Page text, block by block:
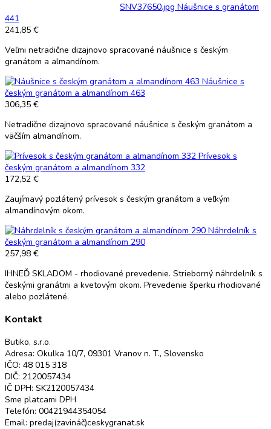
SNV37650.jpg Náušnice s granátom
441
241,85 €
Veľmi netradične dizajnovo spracované náušnice s českým
granátom a almandínom.
Náušnice s
českým granátom a almandínom 463
306,35 €
Netradične dizajnovo spracované náušnice s českým granátom a
väčším almandínom.
Prívesok s
českým granátom a almandínom 332
172,52 €
Zaujímavý pozlátený prívesok s českým granátom a veľkým
almandínovým okom.
Náhrdelník s
českým granátom a almandínom 290
257,98 €
IHNEĎ SKLADOM - rhodiované prevedenie. Strieborný náhrdelník s
českými granátmi a kvetovým okom. Prevedenie šperku rhodiované
alebo pozlátené.
Kontakt
Butiko, s.r.o.
Adresa: Okulka 10/7, 09301 Vranov n. T., Slovensko
IČO: 48 015 318
DIČ: 2120057434
IČ DPH: SK2120057434
Sme platcami DPH
Telefón: 00421944354054
Email: predaj(zavináč)ceskygranat.sk